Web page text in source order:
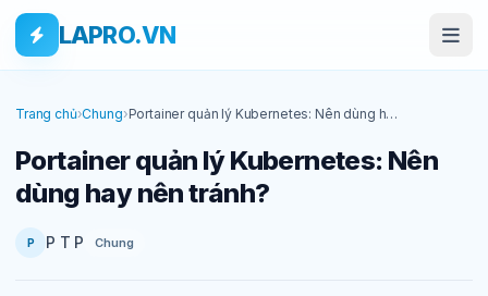
Skip to main content
Bỏ qua tới nội dung
LAPRO.VN
Trang chủ›Chung›Portainer quản lý Kubernetes: Nên dùng hay
Portainer quản lý Kubernetes: Nên
dùng hay nên tránh?
P P T P Chung